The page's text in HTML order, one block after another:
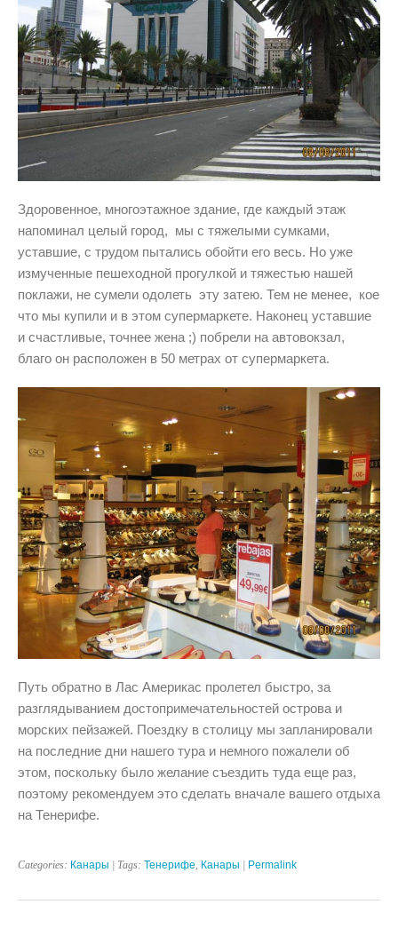
Здоровенное, многоэтажное здание, где каждый этаж
напоминал целый город, мы с тяжелыми сумками,
уставшие, с трудом пытались обойти его весь. Но уже
измученные пешеходной прогулкой и тяжестью нашей
поклажи, не сумели одолеть эту затею. Тем не менее, кое
что мы купили и в этом супермаркете. Наконец уставшие
и счастливые, точнее жена ;) побрели на автовокзал,
благо он расположен в 50 метрах от супермаркета.
Путь обратно в Лас Америкас пролетел быстро, за
разглядыванием достопримечательностей острова и
морских пейзажей. Поездку в столицу мы запланировали
на последние дни нашего тура и немного пожалели об
этом, поскольку было желание съездить туда еще раз,
поэтому рекомендуем это сделать вначале вашего отдыха
на Тенерифе.
Categories: Канары | Tags: Тенерифе, Канары Permalink